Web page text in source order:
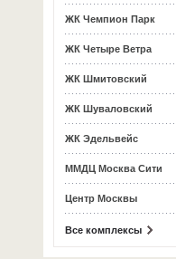
ЖК Чемпион Парк
ЖК Четыре Ветра
ЖК Шмитовский
ЖК Шуваловский
ЖК Эдельвейс
ММДЦ Москва Сити
Центр Москвы
Все комплексы